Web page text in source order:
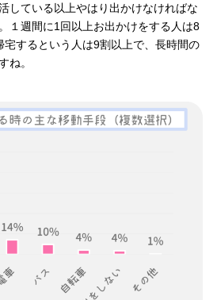
している以上やはり出かけなければな
１週間に1回以上お出かけをする人は8
するという人は9割以上で、長時間の
ね。